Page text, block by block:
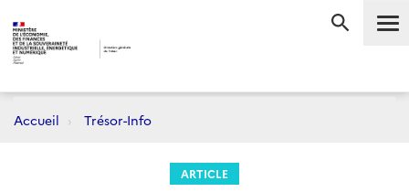
Accueil Trésor-Info
ARTICLE